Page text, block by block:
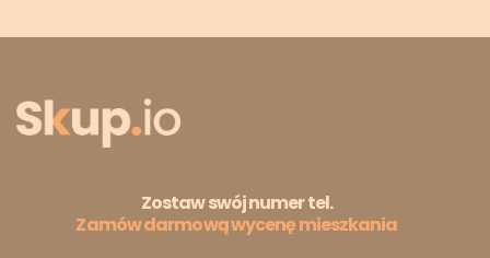
Zostaw swój numer tel.
Zamów darmową wycenę mieszkania